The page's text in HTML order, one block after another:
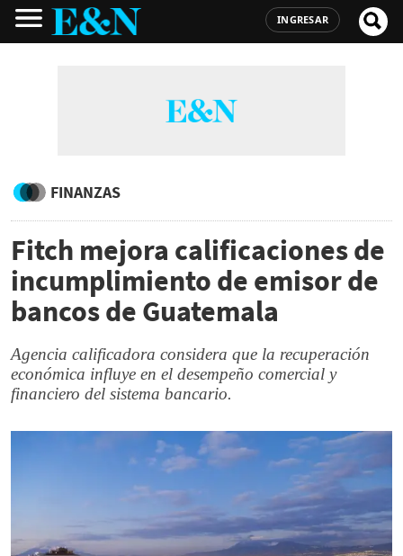
INGRESAR
FINANZAS
Fitch mejora calificaciones de
incumplimiento de emisor de
bancos de Guatemala
Agencia calificadora considera que la recuperación
económica influye en el desempeño comercial y
financiero del sistema bancario.